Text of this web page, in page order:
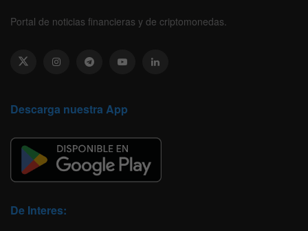
Portal de noticias financieras y de criptomonedas.
Descarga nuestra App
De Interes: